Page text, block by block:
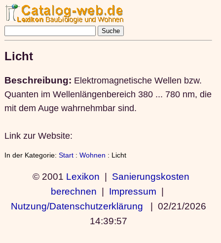
Licht
Beschreibung: Elektromagnetische Wellen bzw.
Quanten im Wellenlängenbereich 380 ... 780 nm, die
mit dem Auge wahrnehmbar sind.
Link zur Website:
In der Kategorie: Start: Wohnen : Licht
© 2001 Lexikon | Sanierungskosten
berechnen | Impressum |
Nutzung/Datenschutzerklärung | 02/21/2026
14:39:57